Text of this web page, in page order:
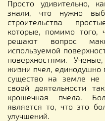
Просто удивительно,
знали, что нужно
строительства
которые, помимо того,
решают вопрос
используемой
поверхностями.
жизни пчел, единодушно
существо на земле не
своей деятельности
крошечная пчела.
является то, что это
улучшений.